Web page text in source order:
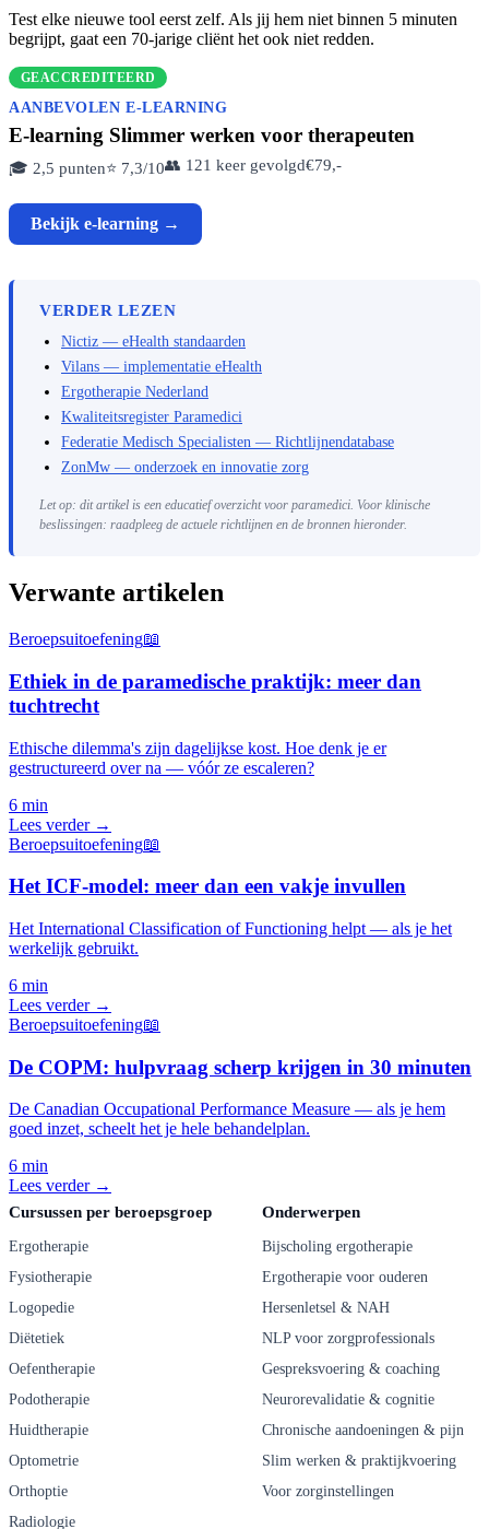
Test elke nieuwe tool eerst zelf. Als jij hem niet binnen 5 minuten
begrijpt, gaat een 70-jarige cliënt het ook niet redden.
GEACCREDITEERD
AANBEVOLEN E-LEARNING
E-learning Slimmer werken voor therapeuten
🎓 2,5 punten⭐ 7,3/10👥 121 keer gevolgd€79,-
Bekijk e-learning →
VERDER LEZEN
Nictiz — eHealth standaarden
Vilans — implementatie eHealth
Ergotherapie Nederland
Kwaliteitsregister Paramedici
Federatie Medisch Specialisten — Richtlijnendatabase
ZonMw — onderzoek en innovatie zorg
Let op: dit artikel is een educatief overzicht voor paramedici. Voor klinische
beslissingen: raadpleeg de actuele richtlijnen en de bronnen hieronder.
Verwante artikelen
Beroepsuitoefening📖
Ethiek in de paramedische praktijk: meer dan
tuchtrecht
Ethische dilemma's zijn dagelijkse kost. Hoe denk je er
gestructureerd over na — vóór ze escaleren?
6 min
Lees verder →
Beroepsuitoefening📖
Het ICF-model: meer dan een vakje invullen
Het International Classification of Functioning helpt — als je het
werkelijk gebruikt.
6 min
Lees verder →
Beroepsuitoefening📖
De COPM: hulpvraag scherp krijgen in 30 minuten
De Canadian Occupational Performance Measure — als je hem
goed inzet, scheelt het je hele behandelplan.
6 min
Lees verder →
Cursussen per beroepsgroep
Ergotherapie
Fysiotherapie
Logopedie
Diëtetiek
Oefentherapie
Podotherapie
Huidtherapie
Optometrie
Orthoptie
Radiologie
Onderwerpen
Bijscholing ergotherapie
Ergotherapie voor ouderen
Hersenletsel & NAH
NLP voor zorgprofessionals
Gespreksvoering & coaching
Neurorevalidatie & cognitie
Chronische aandoeningen & pijn
Slim werken & praktijkvoering
Voor zorginstellingen